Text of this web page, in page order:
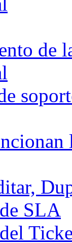
de
SLA